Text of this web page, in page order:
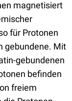
magnetisiert
für Protonen
gebundene. Mit
gebundenen
befinden
freiem